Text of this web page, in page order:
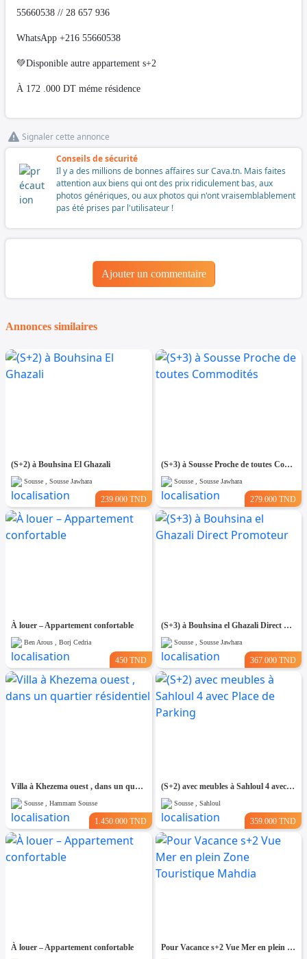
55660538 // 28 657 936
WhatsApp +216 55660538
💚Disponible autre appartement s+2
À 172 .000 DT méme résidence
Signaler cette annonce
Conseils de sécurité
Il y a des millions de bonnes affaires sur Cava.tn. Mais faites
attention aux biens qui ont des prix ridiculement bas, aux
photos génériques, ou aux photos qui n'ont vraisemblablement
pas été prises par l'utilisateur !
Ajouter un commentaire
Annonces similaires
(S+2) à Bouhsina El Ghazali
Sousse , Sousse Jawhara
239.000 TND
(S+3) à Sousse Proche de toutes Commodités
Sousse , Sousse Jawhara
279.000 TND
À louer – Appartement confortable
Ben Arous , Borj Cedria
450 TND
(S+3) à Bouhsina el Ghazali Direct Promoteur
Sousse , Sousse Jawhara
367.000 TND
Villa à Khezema ouest , dans un quartier résidentiel
Sousse , Hammam Sousse
1.450.000 TND
(S+2) avec meubles à Sahloul 4 avec Place de Parking
Sousse , Sahloul
359.000 TND
À louer – Appartement confortable Pour Vacance s+2 Vue Mer en plein Zone Touristique Mahdia